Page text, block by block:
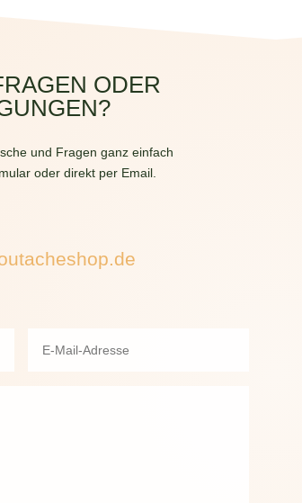
€.
ODER
und Fragen ganz einfach
oder direkt per Email.